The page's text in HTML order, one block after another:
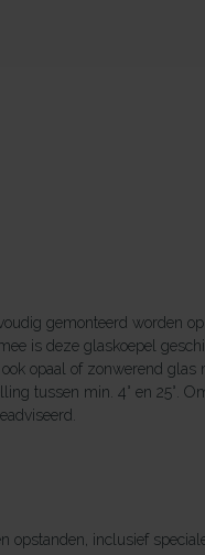
gemonteerd worden
is deze glaskoepel
opaal of zonwerend
tussen min. 4° en 25°.
opstanden, inclusief